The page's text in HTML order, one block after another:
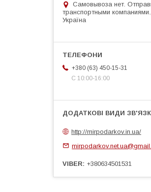
Самовывоза нет.
транспортными компаниями.,
Україна
+380 (63) 450-15-31
С 10:00-16:00
http://mirpodarkov.in.ua/
VIBER +380634501531